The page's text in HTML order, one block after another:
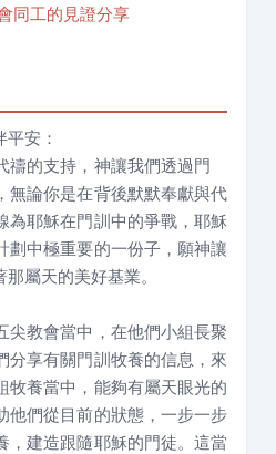
同工的見證分享
安：
禱的支持，神讓我們透過門
無論你是在背後默默奉獻與代
為耶穌在門訓中的爭戰，耶穌
劃中極重要的一份子，願神讓
屬天的美好基業。
尖教會當中，在他們小組長聚
分享有關門訓牧養的信息，來
牧養當中，能夠有屬天眼光的
他們從目前的狀態，一步一步
，建造跟隨耶穌的門徒。這當